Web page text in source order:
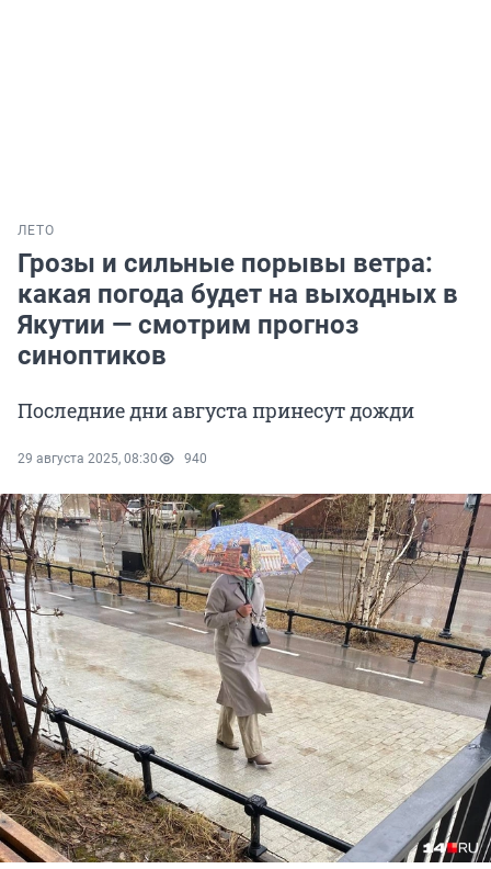
ЛЕТО
Грозы и сильные порывы ветра:
какая погода будет на выходных в
Якутии — смотрим прогноз
синоптиков
Последние дни августа принесут дожди
29 августа 2025, 08:30 940